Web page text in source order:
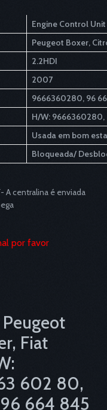
Engine Control Unit
Peugeot Boxer,
2.2HDI
2007
9666360280, 96
H/W:
Usada em bom
Bloqueada/
A centralina é enviada
por favor
Fiat
602 80,
664 845